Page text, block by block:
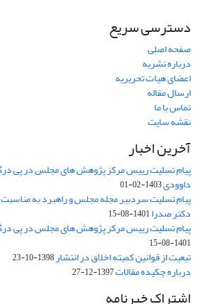
دسترسی سریع
صفحه اصلی
درباره نشریه
اعضای هیات تحریریه
ارسال مقاله
تماس با ما
نقشه سایت
آخرین اخبار
پیام تسلیت رییس مرکز پژوهش های مجلس در پی
داوودی1403-02-01
پیام تسلیت سردبیر مجله مجلس و راهبرد به
دکتر صدرا1401-08-15
پیام تسلیت رییس مرکز پژوهش های مجلس در پی
1401-08-15
تبعیت از قوانین کمیته اخلاق در انتشار1398-10-23
درباره چکیده مقالات1397-12-27
اشتراک خبرنامه